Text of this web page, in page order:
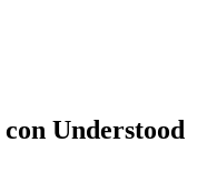
Understood